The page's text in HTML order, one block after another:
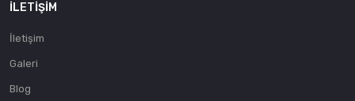
İLETIŞIM
İletişim
Galeri
Blog